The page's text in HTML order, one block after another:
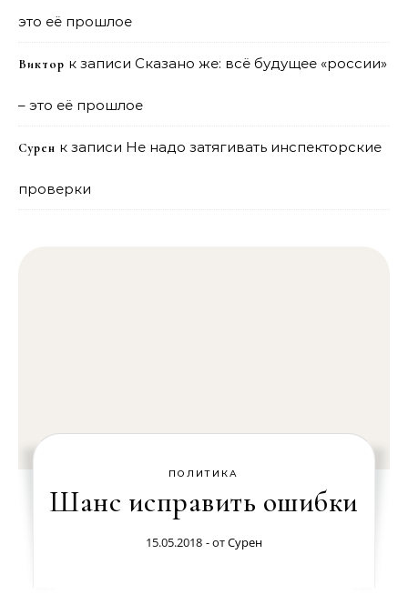
это её прошлое
Виктор к записи Сказано же: всё будущее «россии»
– это её прошлое
Сурен к записи Не надо затягивать инспекторские
проверки
ПОЛИТИКА
Шанс исправить ошибки
15.05.2018 - отСурен